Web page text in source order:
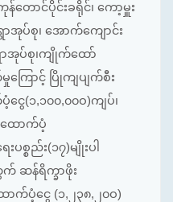
န်တောင်ပိုင်းခရိုင်၊ ကော့မှူး
ာအုပ်စု၊ အောက်ကျောင်း
အုပ်စု၊ကျိုက်ထော်
ကြောင့် ပြိုကျပျက်စီး
ငွေ(၁,၁၀၀,၀၀ဝ)ကျပ်၊
ထောက်ပံ့
းပစ္စည်း(၁၇)မျိုးပါ
က် ဆန်ရိက္ခာဖိုး
ောက်ပံ့ငွေ (၁, ၂၃၈, ၂၀ဝ)